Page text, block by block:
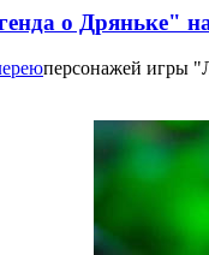
о Дряньке"
персонажей игры